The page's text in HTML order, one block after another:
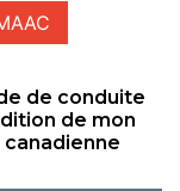
de conduite
de mon